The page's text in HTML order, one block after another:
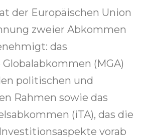
der Europäischen Union
zweier Abkommen
das
(MGA)
politischen und
Rahmen sowie das
(iTA), das die
vorab